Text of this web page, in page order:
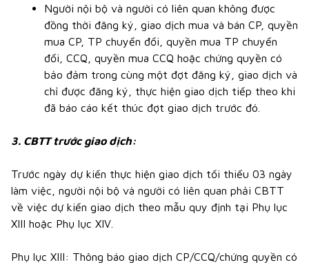
Người nội bộ và người có liên quan không được
đồng thời đăng ký, giao dịch mua và bán CP, quyền
mua CP, TP chuyển đổi, quyền mua TP chuyển
đổi, CCQ, quyền mua CCQ hoặc chứng quyền có
bảo đảm trong cùng một đợt đăng ký, giao dịch và
chỉ được đăng ký, thực hiện giao dịch tiếp theo khi
đã báo cáo kết thúc đợt giao dịch trước đó.
3. CBTT trước giao dịch:
Trước ngày dự kiến thực hiện giao dịch tối thiểu 03 ngày
làm việc, người nội bộ và người có liên quan phải CBTT
về việc dự kiến giao dịch theo mẫu quy định tại Phụ lục
XIII hoặc Phụ lục XIV.
Phụ lục XIII: Thông báo giao dịch CP/CCQ/chứng quyền có